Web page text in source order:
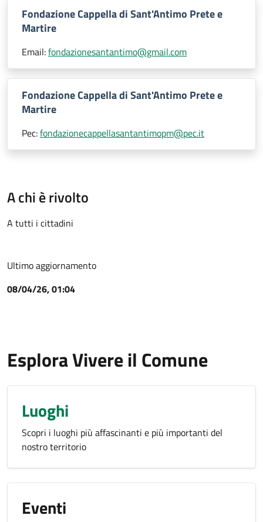
Fondazione Cappella di Sant'Antimo Prete e
Martire
Email:fondazionesantantimo@gmail.com
Fondazione Cappella di Sant'Antimo Prete e
Martire
Pec:fondazionecappellasantantimopm@pec.it
A chi è rivolto
A tutti i cittadini
Ultimo aggiornamento
08/04/26, 01:04
Esplora Vivere il Comune
Luoghi
Scopri i luoghi più affascinanti e più importanti del
nostro territorio
Eventi